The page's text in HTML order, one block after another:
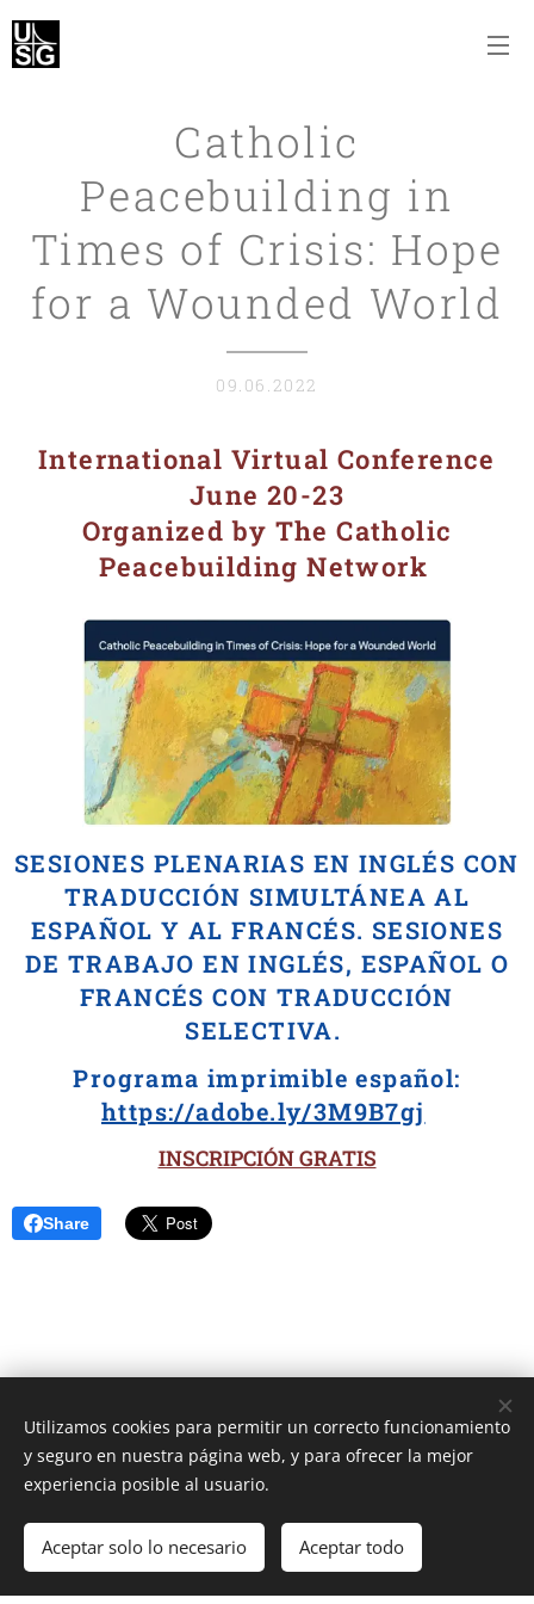
Catholic
Peacebuilding in
Times of Crisis: Hope
for a Wounded World
09.06.2022
International Virtual Conference
June 20-23
Organized by The Catholic
Peacebuilding Network
SESIONES PLENARIAS EN INGLÉS CON
TRADUCCIÓN SIMULTÁNEA AL
ESPAÑOL Y AL FRANCÉS. SESIONES
DE TRABAJO EN INGLÉS, ESPAÑOL O
FRANCÉS CON TRADUCCIÓN
SELECTIVA.
Programa imprimible español:
https://adobe.ly/3M9B7gj
INSCRIPCIÓN GRATIS
Share
Unione Superiori Generali - Via dei Penitenzieri 19 -00193 ROMA
Cookies
Idiomas
Italiano
English Français Español
Utilizamos cookies para permitir un correcto funcionamiento
y seguro en nuestra página web, y para ofrecer la mejor
experiencia posible al usuario.
Aceptar solo lo necesario Aceptar todo